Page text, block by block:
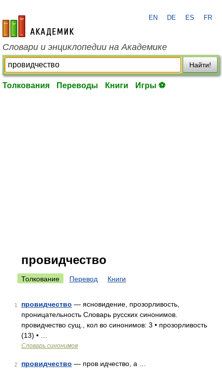
academic.ru
EN DE ES FR
Словари и энциклопедии на Академике
Найти!
Толкования Переводы Книги Игры ⚽
провидчество
Толкование Перевод Книги
1 провидчество — ясновидение, прозорливость,
проницательность Словарь русских синонимов.
провидчество сущ., кол во синонимов: 3 • прозорливость
(13) • …
Словарь синонимов
2 провидчество — пров идчество, а …